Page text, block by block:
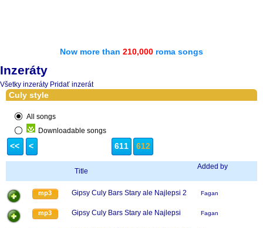
Now more than 210,000 roma songs
Inzeráty
Všetky inzeráty Pridať inzerát
Culy style
All songs
Downloadable songs
<< < 611 612
Title
Added by
mp3 Gipsy Culy Bars Stary ale Najlepsi 2 Fagan
mp3 Gipsy Culy Bars Stary ale Najlepsi Fagan